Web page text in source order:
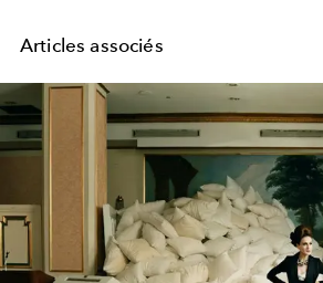
Articles associés